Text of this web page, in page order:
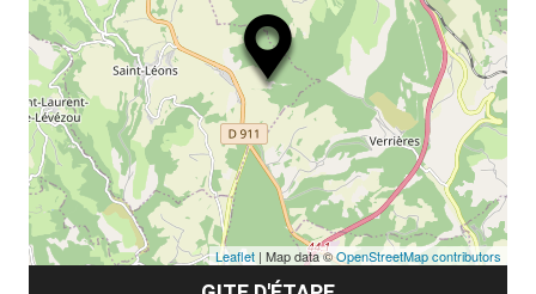
et
Leaflet | Map data ©OpenStreetMap contributors